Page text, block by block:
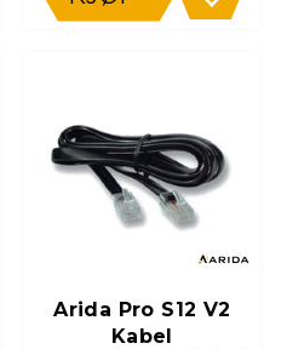
Arida Pro S12 V2
Kabel